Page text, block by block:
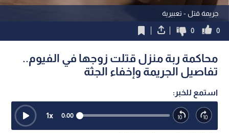
جريمة قتل - تعبيرية
0
0
محاكمة ربة منزل قتلت زوجها في الفيوم..
تفاصيل الجريمة وإخفاء الجثة
استمع للخبر:
0:00
1x